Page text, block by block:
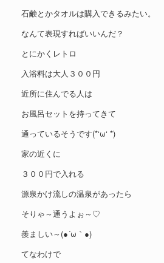
石鹸とかタオルは購入できるみたい。
なんて表現すればいいんだ？
とにかくレトロ
入浴料は大人３００円
近所に住んでる人は
お風呂セットを持ってきて
通っているそうです(*‘ω‘ *)
家の近くに
３００円で入れる
源泉かけ流しの温泉があったら
そりゃ～通うよぉ～♡
羨ましい～(●´ω｀●)
てなわけで